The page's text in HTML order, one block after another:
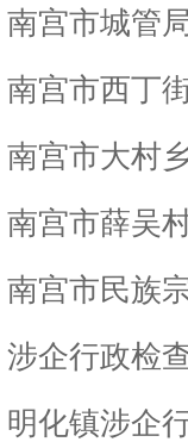
南宫市城管
南宫市西丁
南宫市大村
南宫市薛吴
南宫市民族
涉企行政检
明化镇涉企